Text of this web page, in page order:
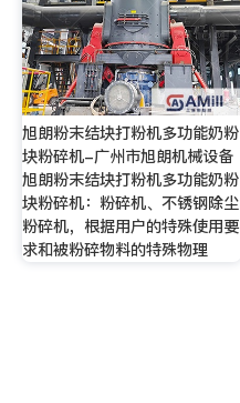
旭朗粉末结块打粉机多功能奶粉
块粉碎机-广州市旭朗机械设备
旭朗粉末结块打粉机多功能奶粉
块粉碎机：粉碎机、不锈钢除尘
粉碎机，根据用户的特殊使用要
求和被粉碎物料的特殊物理